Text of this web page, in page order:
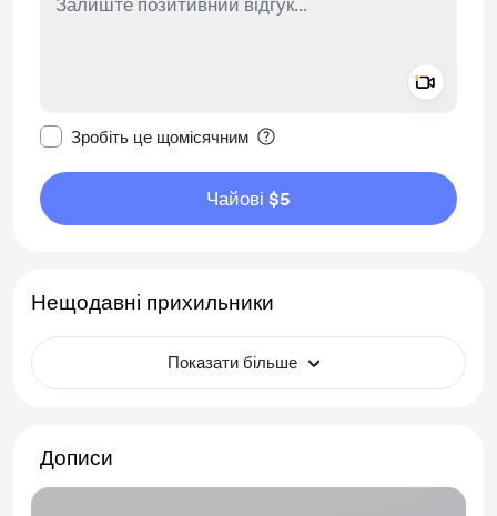
Зробіть це щомісячним
Чайові $5
Нещодавні прихильники
Показати більше
Дописи